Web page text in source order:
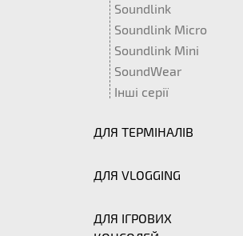
Soundlink
Soundlink Micro
Soundlink Mini
SoundWear
Інші серії
ДЛЯ ТЕРМІНАЛІВ
ДЛЯ VLOGGING
ДЛЯ ІГРОВИХ